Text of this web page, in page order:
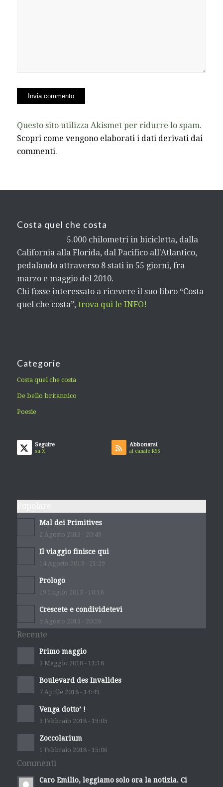
Questo sito utilizza Akismet per ridurre lo spam.
Scopri come vengono elaborati i dati derivati dai
commenti.
Costa quel che costa
5.000 chilometri in bicicletta, dalla
California alla Florida, dal Pacifico all'Atlantico,
pedalando attraverso 8 stati in 55 giorni, fra
marzo e maggio del 2010.
Chi fosse interessato a ricevere il suo libro “Costa
quel che costa”, trova qui le INFO!
Categorie
Costa quel che costa
De bello britannico
Poesie
Seguire
su X
Abbonarsi
al canale RSS
Mal dei Primitives
2 Agosto 2013 - 20:49
Il viaggio finisce qui
14 Agosto 2013 - 21:29
Prologo
19 Luglio 2013 - 10:16
Crescete e condividetevi
5 Agosto 2013 - 20:26
Recente
Primo maggio
3 Maggio 2018 - 11:18
Boulevard des Invalides
7 Aprile 2018 - 14:49
Venga dotto’ !
9 Febbraio 2018 - 19:05
Zoccolarium
1 Febbraio 2018 - 15:06
Commenti
Caro Emilio, leggiamo solo ora la notizia. Ci